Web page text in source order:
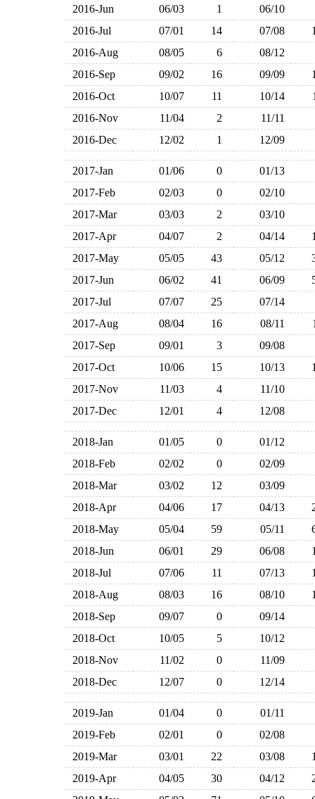
2016-Jun 06/03 1
06/10
2016-Jul
07/01 14 07/08
2016-Aug
08/05 6
08/12
2016-Sep
09/02 16 09/09
2016-Oct
10/07 11 10/14
2016-Nov
11/04 2
11/11
2016-Dec
12/02 1 12/09
2017-Jan 01/06 0
01/13
2017-Feb
02/03 0
02/10
2017-Mar
03/03 2
03/10
2017-Apr
04/07 2 04/14
2017-May
05/05 43 05/12
2017-Jun
06/02 41 06/09
2017-Jul
07/07 25
07/14
2017-Aug
08/04 16 08/11
2017-Sep
09/01 3
09/08
2017-Oct
10/06 15 10/13
2017-Nov
11/03 4
11/10
2017-Dec
12/01 4 12/08
2018-Jan 01/05 0
01/12
2018-Feb
02/02 0
02/09
2018-Mar
03/02 12
03/09
2018-Apr
04/06 17 04/13
2018-May
05/04 59 05/11
2018-Jun
06/01 29 06/08
2018-Jul
07/06 11 07/13
2018-Aug
08/03 16 08/10
2018-Sep
09/07 0
09/14
2018-Oct
10/05 5
10/12
2018-Nov
11/02 0
11/09
2018-Dec
12/07 0 12/14
2019-Jan 01/04 0
01/11
2019-Feb
02/01 0
02/08
2019-Mar
03/01 22 03/08
2019-Apr
04/05 30 04/12